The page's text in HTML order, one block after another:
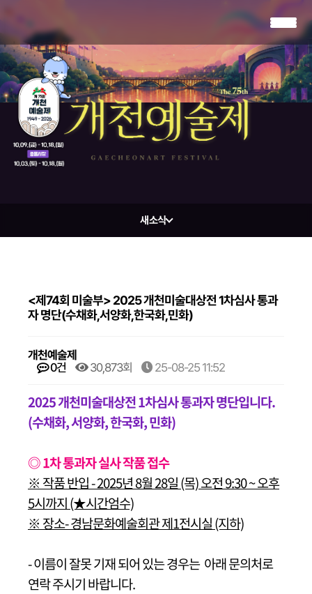
새소식
<제74회 미술부> 2025 개천미술대상전 1차심사 통과
자 명단(수채화,서양화,한국화,민화)
개천예술제
0건
30,873회 25-08-25 11:52
2025 개천미술대상전 1차심사 통과자 명단입니다.
(수채화, 서양화, 한국화, 민화)
◎ 1차 통과자 실사 작품 접수
※ 작품 반입 - 2025년 8월 28일 (목) 오전 9:30 ~ 오후
5시까지 (★시간엄수)
※ 장소- 경남문화예술회관 제1전시실 (지하)
- 이름이 잘못 기재 되어 있는 경우는 아래 문의처로
연락 주시기 바랍니다.